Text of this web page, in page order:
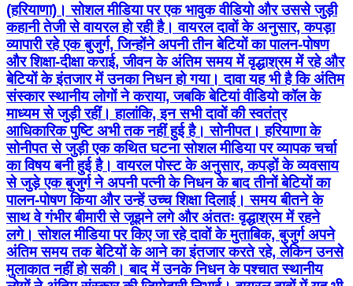
(हरियाणा)। सोशल मीडिया पर एक भावुक वीडियो और उससे जुड़ी
कहानी तेजी से वायरल हो रही है। वायरल दावों के अनुसार, कपड़ा
व्यापारी रहे एक बुजुर्ग, जिन्होंने अपनी तीन बेटियों का पालन-पोषण
और शिक्षा-दीक्षा कराई, जीवन के अंतिम समय में वृद्धाश्रम में रहे और
बेटियों के इंतजार में उनका निधन हो गया। दावा यह भी है कि अंतिम
संस्कार स्थानीय लोगों ने कराया, जबकि बेटियां वीडियो कॉल के
माध्यम से जुड़ी रहीं। हालांकि, इन सभी दावों की स्वतंत्र
आधिकारिक पुष्टि अभी तक नहीं हुई है। सोनीपत। हरियाणा के
सोनीपत से जुड़ी एक कथित घटना सोशल मीडिया पर व्यापक चर्चा
का विषय बनी हुई है। वायरल पोस्ट के अनुसार, कपड़ों के व्यवसाय
से जुड़े एक बुजुर्ग ने अपनी पत्नी के निधन के बाद तीनों बेटियों का
पालन-पोषण किया और उन्हें उच्च शिक्षा दिलाई। समय बीतने के
साथ वे गंभीर बीमारी से जूझने लगे और अंततः वृद्धाश्रम में रहने
लगे। सोशल मीडिया पर किए जा रहे दावों के मुताबिक, बुजुर्ग अपने
अंतिम समय तक बेटियों के आने का इंतजार करते रहे, लेकिन उनसे
मुलाकात नहीं हो सकी। बाद में उनके निधन के पश्चात स्थानीय